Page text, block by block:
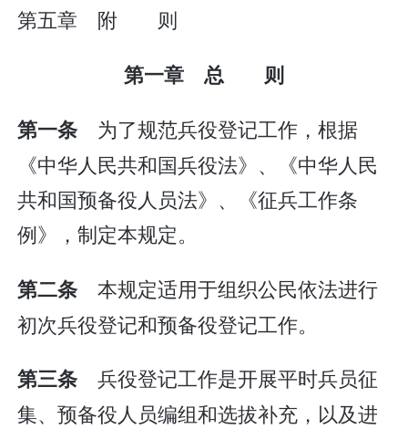
第五章 附 则
第一章 总 则
第一条 为了规范兵役登记工作，根据
《中华人民共和国兵役法》、《中华人民
共和国预备役人员法》、《征兵工作条
例》，制定本规定。
第二条本规定适用于组织公民依法进行
初次兵役登记和预备役登记工作。
第三条兵役登记工作是开展平时兵员征
集、预备役人员编组和选拔补充，以及进